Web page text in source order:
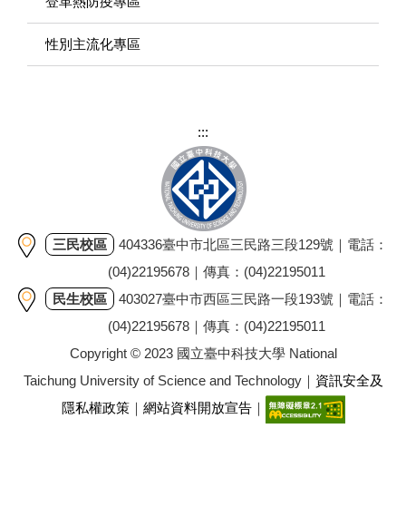
性別主流化專區
:::
三民校區
404336臺中市北區三民路三段129號｜電話：
(04)22195678｜傳真：(04)22195011
民生校區
403027臺中市西區三民路一段193號｜電話：
(04)22195678｜傳真：(04)22195011
Copyright © 2023 國立臺中科技大學 National
Taichung University of Science and Technology｜ 資訊安全及
隱私權政策｜ 網站資料開放宣告｜